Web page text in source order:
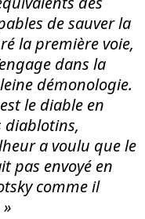
de sauver la
la première voie,
dans la
démonologie.
le diable en
diablotins,
a voulu que le
pas envoyé en
comme il